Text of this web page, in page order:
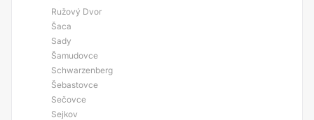
Ružový Dvor
Šaca
Sady
Šamudovce
Schwarzenberg
Šebastovce
Sečovce
Sejkov